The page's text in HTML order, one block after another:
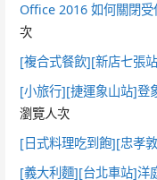
Office 2016 如何關閉
次
[複合式餐飲][新店七張
[小旅行][捷運象山站]登
瀏覽人次
[日式料理吃到飽][忠孝
[義大利麵][台北車站]洋